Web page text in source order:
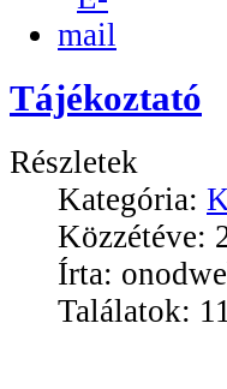
Tájékoztató
Részletek
Kategória:
Közzétéve:
Írta:
Találatok: